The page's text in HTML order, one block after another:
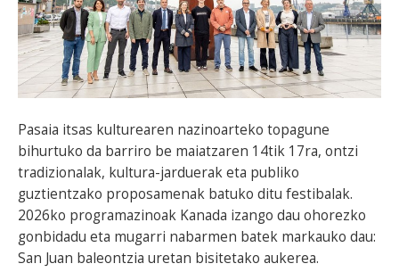
Pasaia itsas kulturearen nazinoarteko topagune
bihurtuko da barriro be maiatzaren 14tik 17ra, ontzi
tradizionalak, kultura-jarduerak eta publiko
guztientzako proposamenak batuko ditu festibalak.
2026ko programazinoak Kanada izango dau ohorezko
gonbidadu eta mugarri nabarmen batek markauko dau:
San Juan baleontzia uretan bisitetako aukerea.